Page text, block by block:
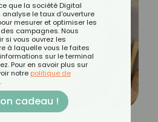
que la société Digital
analyse le taux d'ouverture
mesurer et optimiser les
campagnes. Nous
si vous ouvrez les
à laquelle vous le faites
sur le terminal
Pour en savoir plus sur
notre politique de
.
cadeau !